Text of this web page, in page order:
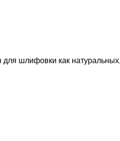
шлифовки как натуральных,